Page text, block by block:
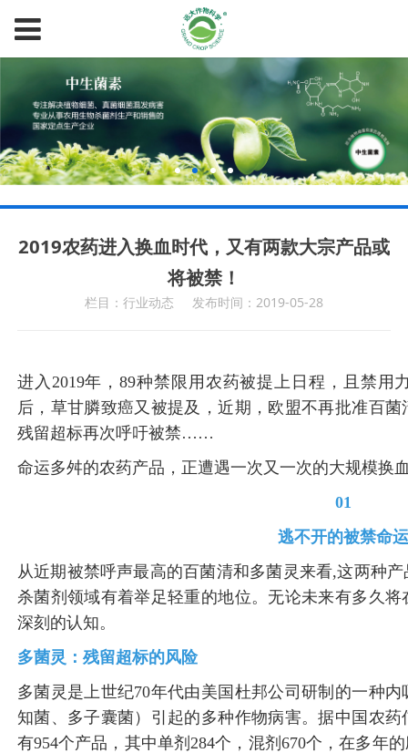
2019农药进入换血时代，又有两款大宗产品或
将被禁！
栏目：行业动态 发布时间：2019-05-28
进入2019年，89种禁限用农药被提上日程，且禁用
后，草甘膦致癌又被提及，近期，欧盟不再批准百
残留超标再次呼吁被禁……
命运多舛的农药产品，正遭遇一次又一次的大规模换
01
逃不开的被禁命运
从近期被禁呼声最高的百菌清和多菌灵来看,这两种
杀菌剂领域有着举足轻重的地位。无论未来有多久
深刻的认知。
多菌灵：残留超标的风险
多菌灵是上世纪70年代由美国杜邦公司研制的一种
知菌、多子囊菌）引起的多种作物病害。据中国农
有954个产品，其中单剂284个，混剂670个，在多年